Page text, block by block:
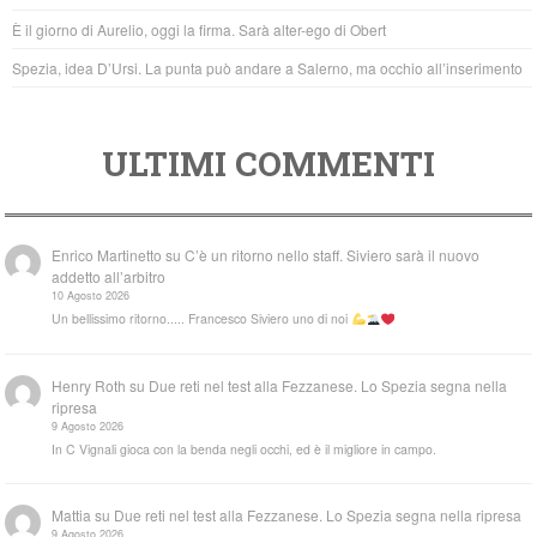
k
È il giorno di Aurelio, oggi la firma. Sarà alter-ego di Obert
Spezia, idea D’Ursi. La punta può andare a Salerno, ma occhio all’inserimento
ULTIMI COMMENTI
Enrico Martinetto suC’è un ritorno nello staff. Siviero sarà il nuovo
addetto all’arbitro
10 Agosto 2026
Un bellissimo ritorno..... Francesco Siviero uno di noi
Henry Roth su Due reti nel test alla Fezzanese. Lo Spezia segna nella
ripresa
9 Agosto 2026
In C Vignali gioca con la benda negli occhi, ed è il migliore in campo.
Mattia su Due reti nel test alla Fezzanese. Lo Spezia segna nella ripresa